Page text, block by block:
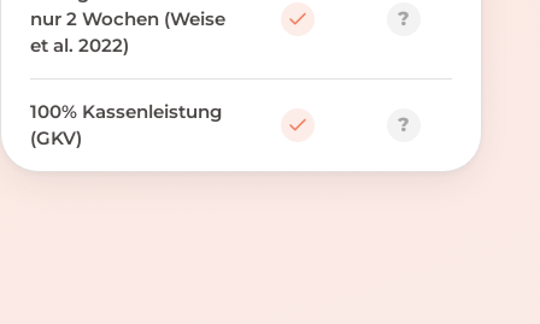
nur 2 Wochen (Weise
et al. 2022)
?
100% Kassenleistung
(GKV)
?